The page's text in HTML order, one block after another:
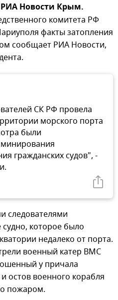
Новости Крым.
комитета РФ
факты затопления
сообщает РИА Новости,
СК РФ провела
морского порта
были
гражданских судов", -
следователями
которое было
недалеко от порта.
военный катер ВМС
у причала
остов военного корабля
пожаром.